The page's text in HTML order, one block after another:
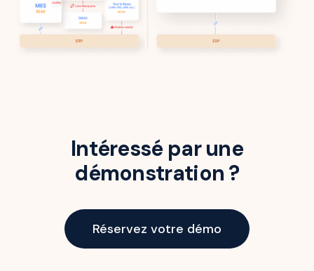
Intéressé par une
démonstration ?
Réservez votre démo